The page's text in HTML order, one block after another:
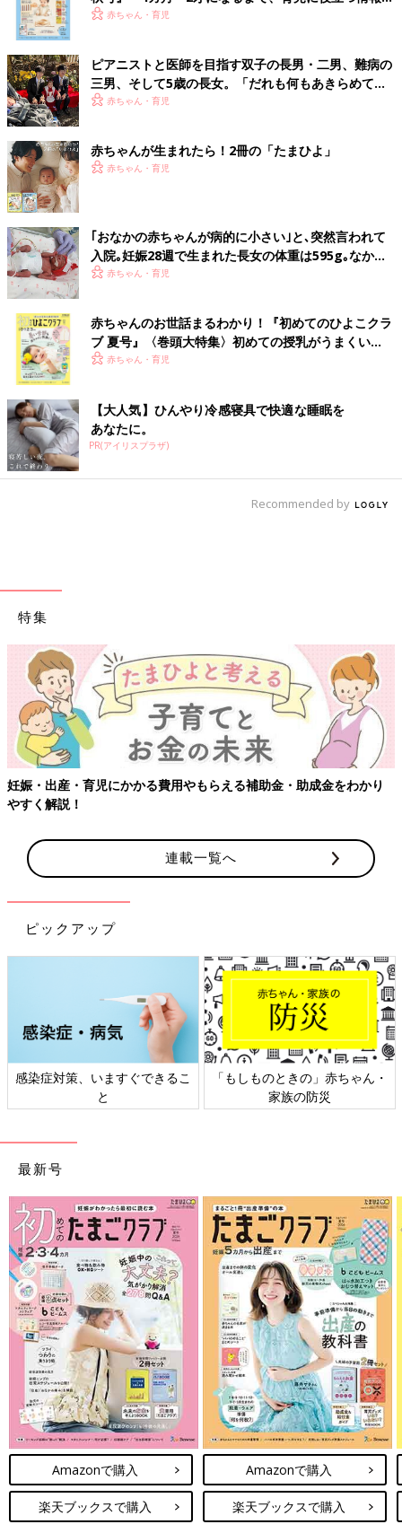
いっぱい！
赤ちゃん・育児
ピアニストと医師を目指す双子の長男・二男、難病の
三男、そして5歳の長女。「だれも何もあきらめてほ
しくない」母の思い
赤ちゃん・育児
赤ちゃんが生まれたら！2冊の「たまひよ」
赤ちゃん・育児
｢おなかの赤ちゃんが病的に小さい｣と､突然言われて
入院｡妊娠28週で生まれた長女の体重は595g｡なかな
か会えない日々に涙した【低出生体重児】
赤ちゃん・育児
赤ちゃんのお世話まるわかり！『初めてのひよこクラ
ブ 夏号』〈巻頭大特集〉初めての授乳がうまくい
く！ おっぱい・ミルクの基本と夏のトラブル 解決テ
赤ちゃん・育児
【大人気】ひんやり冷感寝具で快適な睡眠を
あなたに。
PR(アイリスプラザ)
Recommended by
特集
妊娠・出産・育児にかかる費用やもらえる補助金・助成金をわかり
やすく解説！
連載一覧へ
ピックアップ
感染症対策、いますぐできるこ
と
「もしものときの」赤ちゃん・
家族の防災
最新号
Amazonで購入
楽天ブックスで購入
Amazonで購入
楽天ブックスで購入